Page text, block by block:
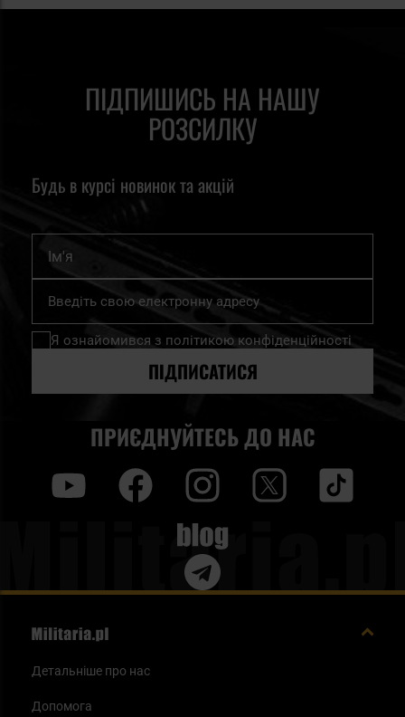
ПІДПИШИСЬ НА НАШУ
РОЗСИЛКУ
Будь в курсі новинок та акцій
Підпишіться
нашу
розсилку
Я ознайомився з політикою конфіденційності
ПІДПИСАТИСЯ
ПРИЄДНУЙТЕСЬ ДО НАС
Blog
Детальніше про нас
Допомога